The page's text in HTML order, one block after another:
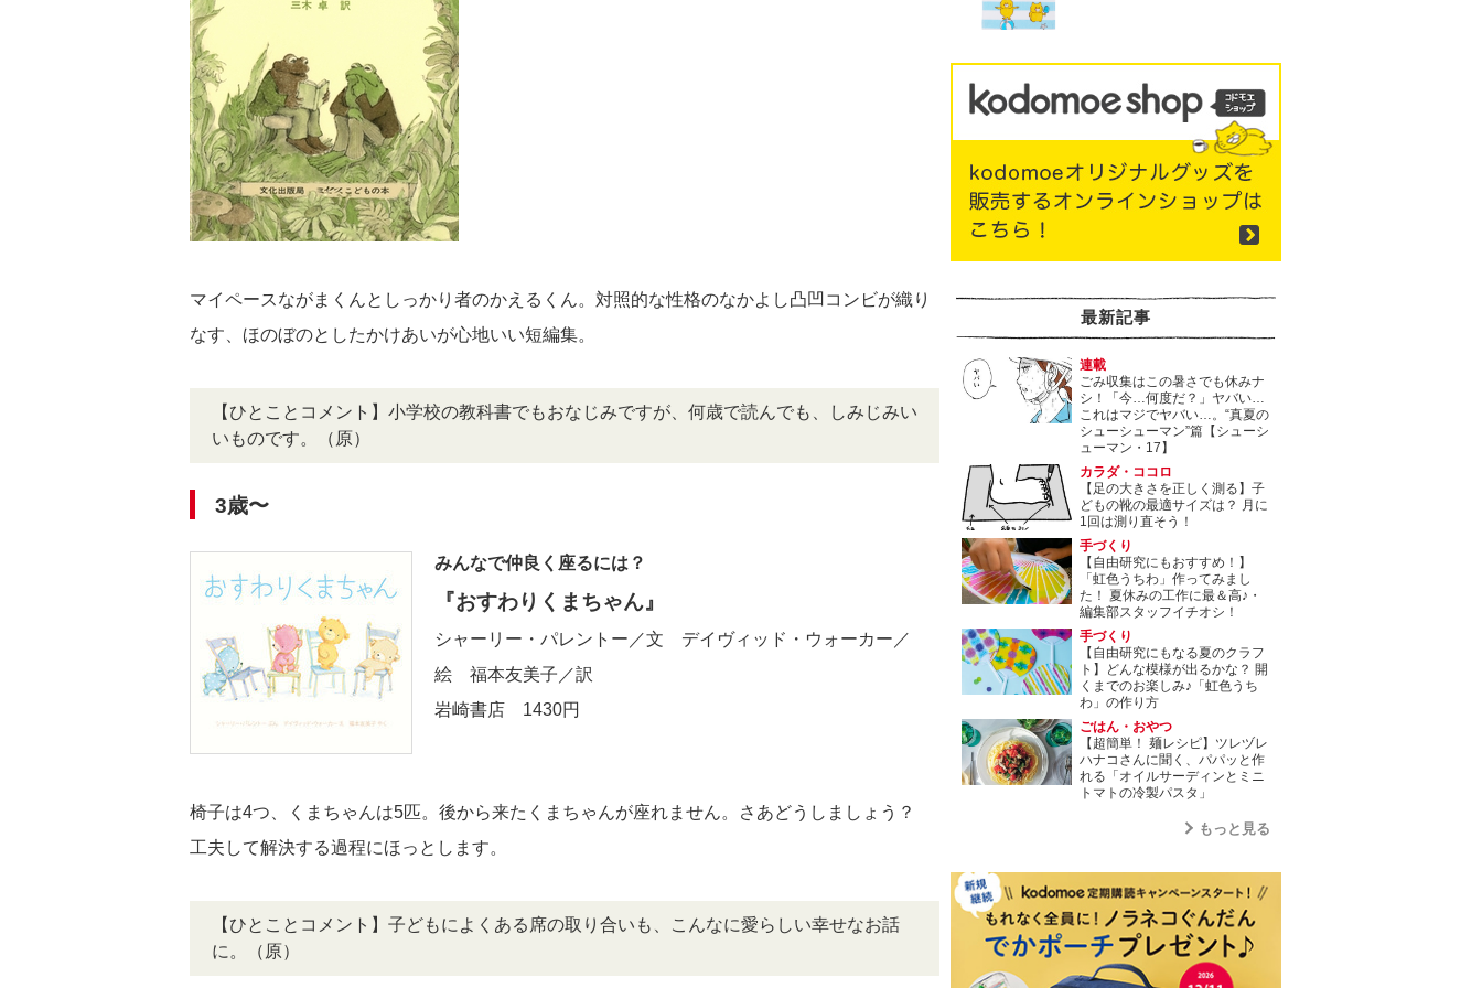
マイペースながまくんとしっかり者のかえるくん。対照的な性格のなかよし凸凹コンビが織り
なす、ほのぼのとしたかけあいが心地いい短編集。
【ひとことコメント】小学校の教科書でもおなじみですが、何歳で読んでも、しみじみい
いものです。（原）
3歳〜
みんなで仲良く座るには？
『おすわりくまちゃん』
シャーリー・パレントー／文 デイヴィッド・ウォーカー／
絵 福本友美子／訳
岩崎書店 1430円
椅子は4つ、くまちゃんは5匹。後から来たくまちゃんが座れません。さあどうしましょう？
工夫して解決する過程にほっとします。
【ひとことコメント】子どもによくある席の取り合いも、こんなに愛らしい幸せなお話
に。（原）
最新記事
連載
ごみ収集はこの暑さでも休みナ
シ！「今…何度だ？」ヤバい…
これはマジでヤバい…。“真夏の
シューシューマン”篇【シューシ
ューマン・17】
カラダ・ココロ
【足の大きさを正しく測る】子
どもの靴の最適サイズは？ 月に
1回は測り直そう！
手づくり
【自由研究にもおすすめ！】
「虹色うちわ」作ってみまし
た！ 夏休みの工作に最＆高♪・
編集部スタッフイチオシ！
手づくり
【自由研究にもなる夏のクラフ
ト】どんな模様が出るかな？ 開
くまでのお楽しみ♪「虹色うち
わ」の作り方
ごはん・おやつ
【超簡単！ 麺レシピ】ツレヅレ
ハナコさんに聞く、パパッと作
れる「オイルサーディンとミニ
トマトの冷製パスタ」
もっと見る